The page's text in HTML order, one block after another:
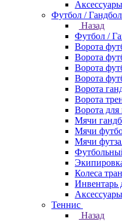
Аксессуары
Футбол / Гандбол
Назад
Футбол /
Ворота
Ворота
Ворота
Ворота
Ворота
Ворота
Ворота
Мячи
Мячи
Мячи
Колеса
Инвентарь
Теннис
Назад